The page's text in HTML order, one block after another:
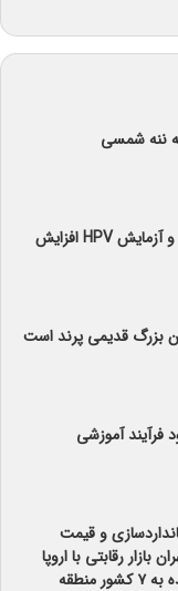
ننه شمسی
چرا میزان تست پاپ اسمیر و آزمایش HPV افزایش
بزرگ قدیمی پرند است
فرآیند آموزشی
و قیمت
رقابتی با اروپا
ایجاد کرده است / صادرکننده به ۷ کشور منطقه